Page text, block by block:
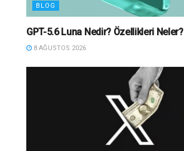
BLOG
GPT-5.6 Luna Nedir? Özellikleri Neler?
8 AĞUSTOS 2026